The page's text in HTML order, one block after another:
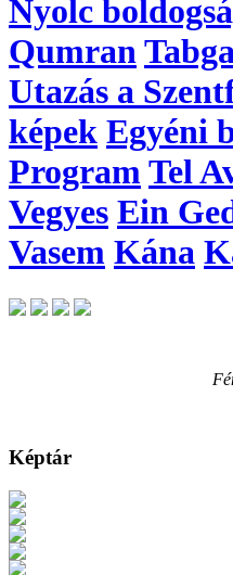
Nyolc
Qumran Tabga
Utazás a
képek Egyéni
Program Tel
Vegyes Ein
Vasem Kána
Képtár